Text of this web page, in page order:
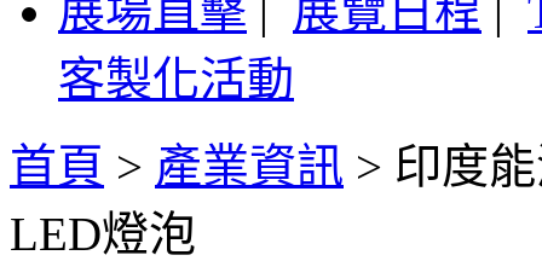
展場直擊 | 展覽日程 |
客製化活動
首頁 > 產業資訊 > 印度
LED燈泡